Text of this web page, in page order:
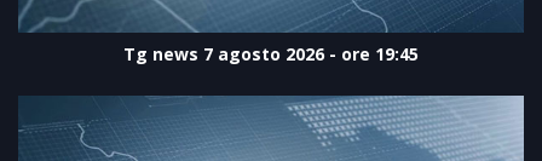
Tg news 7 agosto 2026 - ore 19:45